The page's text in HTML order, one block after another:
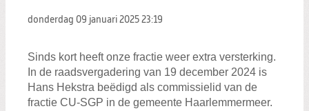
donderdag 09 januari 2025 23:19
Sinds kort heeft onze fractie weer extra versterking.
In de raadsvergadering van 19 december 2024 is
Hans Hekstra beëdigd als commissielid van de
fractie CU-SGP in de gemeente Haarlemmermeer.